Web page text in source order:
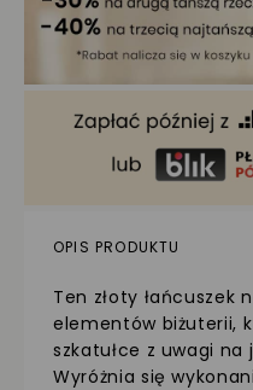
OPIS PRODUKTU
Ten złoty łańcuszek
elementów biżuterii,
szkatułce z uwagi
Wyróżnia się